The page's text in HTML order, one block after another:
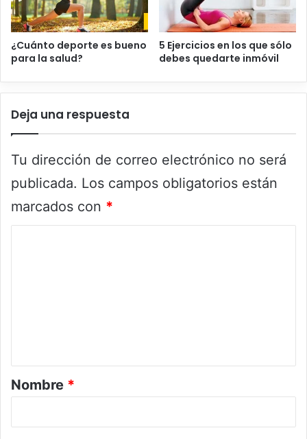
¿Cuánto deporte es bueno
para la salud?
5 Ejercicios en los que sólo
debes quedarte inmóvil
Deja una respuesta
Tu dirección de correo electrónico no será
publicada. Los campos obligatorios están
marcados con *
r
i
Nombre *